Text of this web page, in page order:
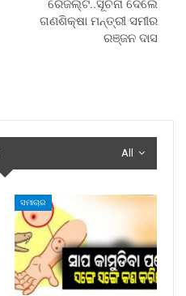
ରେଜଲ୍ଟ..ସୂଚନା ଦେଲେ
ଗଣଶିକ୍ଷା ମନ୍ତ୍ରୀ ସମୀର
ରଞ୍ଜନ ଦାସ
All
ସମାଚାର